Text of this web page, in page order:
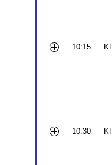
10:15
10:30